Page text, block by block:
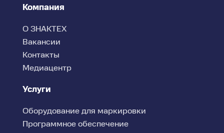
Компания
О ЗНАКТЕХ
Вакансии
Контакты
Медиацентр
Услуги
Оборудование для маркировки
Программное обеспечение